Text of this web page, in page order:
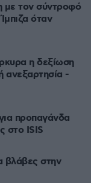
με τον σύντροφό
όταν
η δεξίωση
ανεξαρτησία -
προπαγάνδα
στο ISIS
βλάβες στην